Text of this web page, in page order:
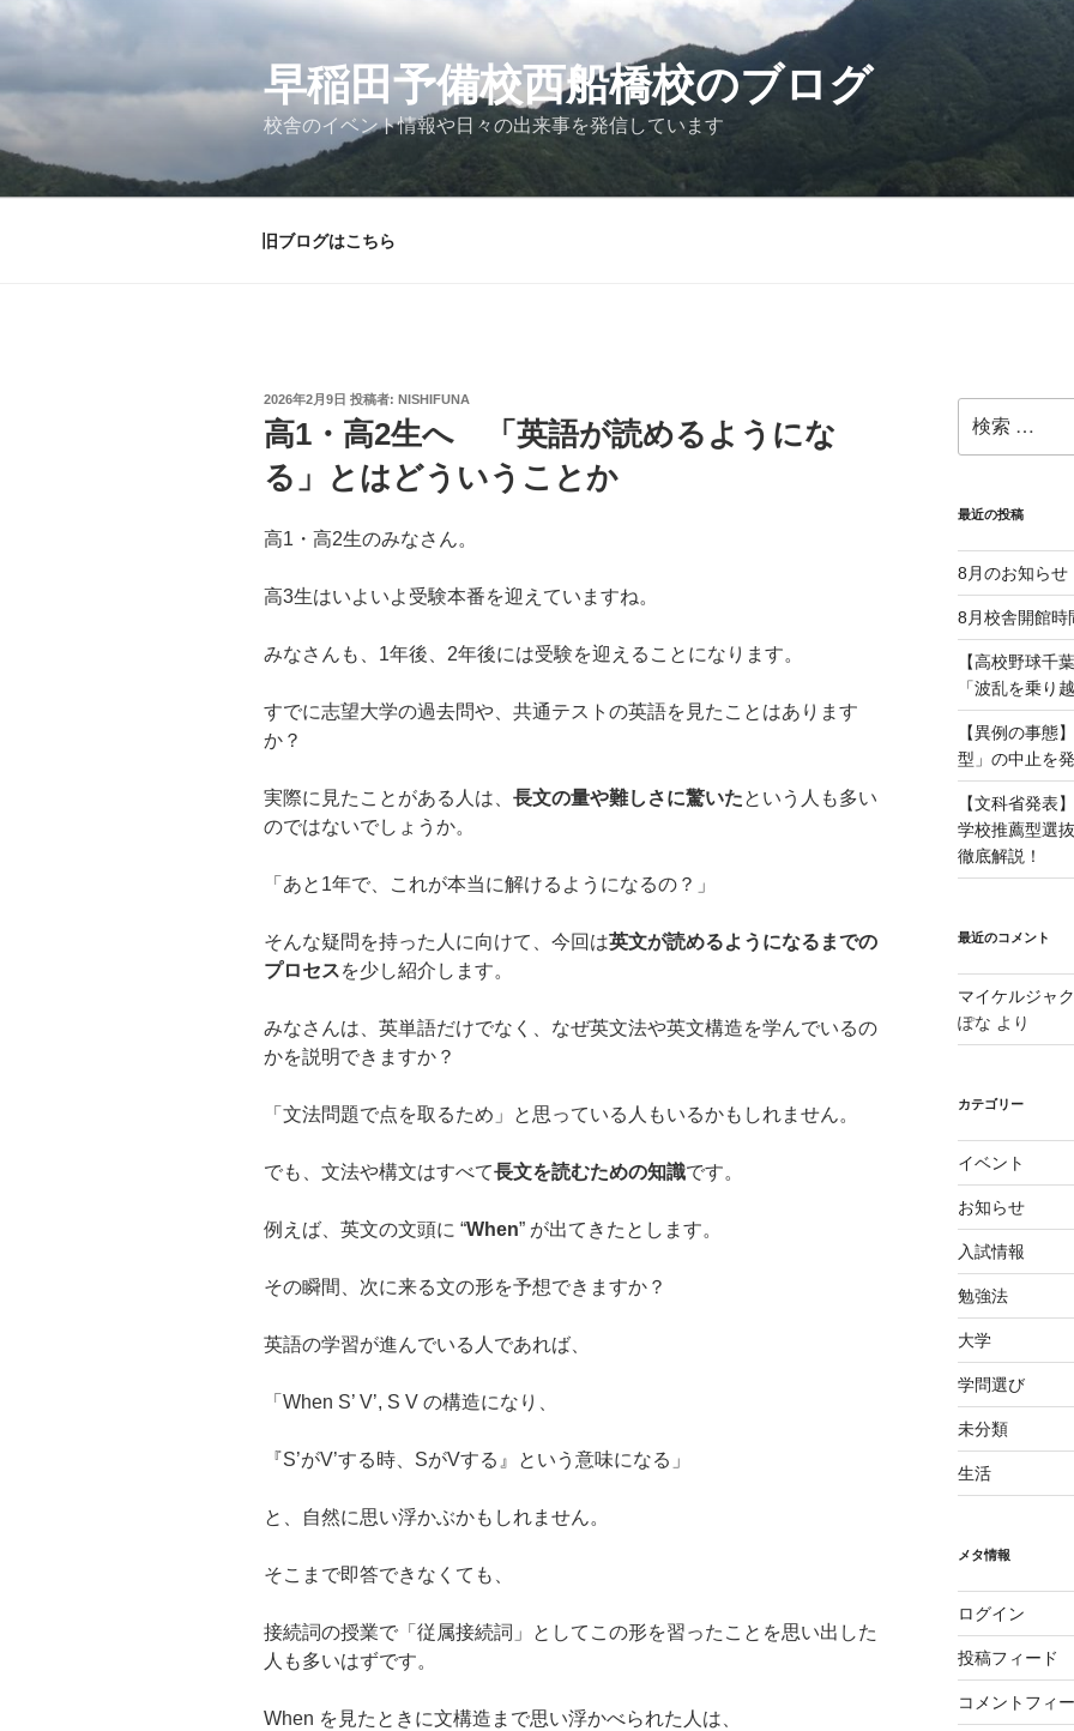
ン
ツ
へ
早稲田予備校西船橋校のブログ
校舎のイベント情報や日々の出来事を発信しています
旧ブログはこちら
投
稿
日:
2026年2月9日 投稿者: NISHIFUNA
高1・高2生へ 「英語が読めるようにな
る」とはどういうことか
高1・高2生のみなさん。
高3生はいよいよ受験本番を迎えていますね。
みなさんも、1年後、2年後には受験を迎えることになります。
すでに志望大学の過去問や、共通テストの英語を見たことはあります
か？
実際に見たことがある人は、 長文の量や難しさに驚いたという人も多い
のではないでしょうか。
「あと1年で、これが本当に解けるようになるの？」
そんな疑問を持った人に向けて、今回は英文が読めるようになるまでの
プロセスを少し紹介します。
みなさんは、英単語だけでなく、なぜ英文法や英文構造を学んでいるの
かを説明できますか？
「文法問題で点を取るため」と思っている人もいるかもしれません。
でも、文法や構文はすべて長文を読むための知識です。
例えば、英文の文頭に “When” が出てきたとします。
その瞬間、次に来る文の形を予想できますか？
英語の学習が進んでいる人であれば、
「When S’ V’, S V の構造になり、
『S’がV’する時、SがVする』という意味になる」
と、自然に思い浮かぶかもしれません。
そこまで即答できなくても、
接続詞の授業で「従属接続詞」としてこの形を習ったことを思い出した
人も多いはずです。
When を見たときに文構造まで思い浮かべられた人は、
索:
最近の投稿
8月のお知らせ
8月校舎開館時
【高校野球千
「波乱を乗り
【異例の事態
型」の中止を
【文科省発表
学校推薦型選
徹底解説！
最近のコメント
マイケルジャ
ぽな より
カテゴリー
イベント
お知らせ
入試情報
勉強法
大学
学問選び
未分類
生活
メタ情報
ログイン
投稿フィード
コメントフィ